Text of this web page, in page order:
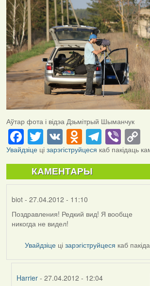
Аўтар фота і відэа Дзьмітрый Шыманчук
Facebook
Twitter
VK Viber
Увайдзіцеці зарэгіструйцеся каб пакідаць
КАМЕНТАРЫ
biot- 27.04.2012 - 11:10
Поздравления! Редкий вид! Я вообще
никогда не видел!
Увайдзіце цізарэгіструйцеся каб
Harrier - 27.04.2012 - 12:04